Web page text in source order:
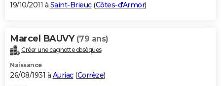
19/10/2011 à Saint-Brieuc(Côtes-d'Armor)
Marcel BAUVY (79 ans)
Créer une cagnotte obsèques
Naissance
26/08/1931 à Auriac(Corrèze)